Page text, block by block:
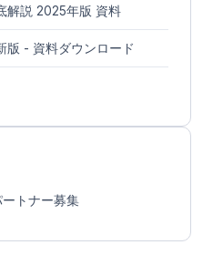
解説 2025年版 資料
版 - 資料ダウンロード
トナー募集